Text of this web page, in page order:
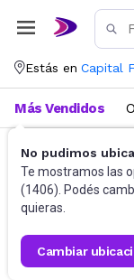
Estás en Capital
No pudimos
Te mostramos las
(1406). Podés
quieras.
cambiar
Más Vendidos
Belleza y